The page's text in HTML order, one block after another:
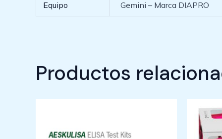
Equipo Gemini – Marca DIAPRO
Productos